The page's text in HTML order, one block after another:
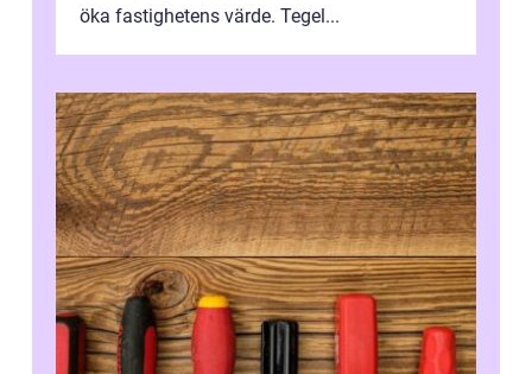
öka fastighetens värde. Tegel...